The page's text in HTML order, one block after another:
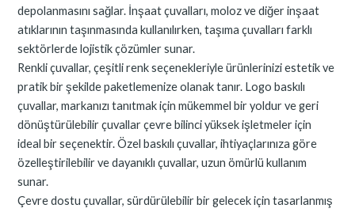
depolanmasını sağlar. İnşaat çuvalları, moloz ve diğer inşaat
atıklarının taşınmasında kullanılırken, taşıma çuvalları farklı
sektörlerde lojistik çözümler sunar.
Renkli çuvallar, çeşitli renk seçenekleriyle ürünlerinizi estetik ve
pratik bir şekilde paketlemenize olanak tanır. Logo baskılı
çuvallar, markanızı tanıtmak için mükemmel bir yoldur ve geri
dönüştürülebilir çuvallar çevre bilinci yüksek işletmeler için
ideal bir seçenektir. Özel baskılı çuvallar, ihtiyaçlarınıza göre
özelleştirilebilir ve dayanıklı çuvallar, uzun ömürlü kullanım
sunar.
Çevre dostu çuvallar, sürdürülebilir bir gelecek için tasarlanmış